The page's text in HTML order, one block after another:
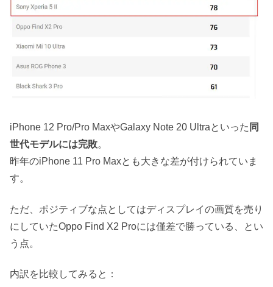
iPhone 12 Pro/Pro MaxやGalaxy Note 20 Ultraといった 同
世代モデルには完敗。
昨年のiPhone 11 Pro Maxとも大きな差が付けられていま
す。
ただ、ポジティブな点としてはディスプレイの画質を売り
にしていたOppo Find X2 Proには僅差で勝っている、とい
う点。
内訳を比較してみると：